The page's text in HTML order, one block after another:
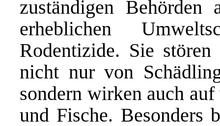
zuständigen
erheblichen
Rodentizide. Sie
nicht nur von
sondern wirken auch
und Fische. Besonders